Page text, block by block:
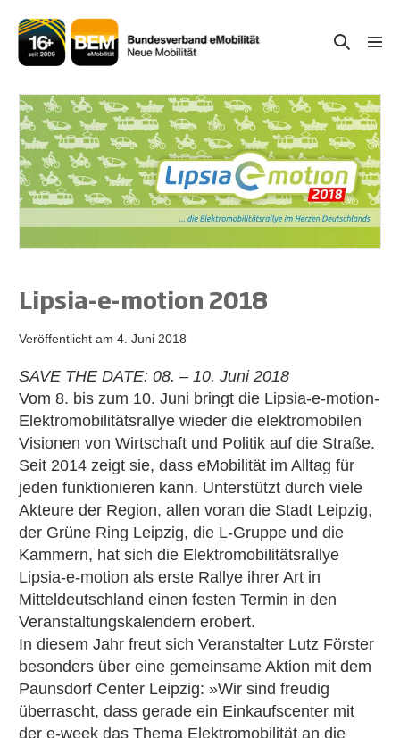
Inhalt
springen
Suche-
Lipsia-e-motion 2018
Veröffentlicht am 4. Juni 2018
SAVE THE DATE: 08. – 10. Juni 2018
Vom 8. bis zum 10. Juni bringt die Lipsia-e-motion-
Elektromobilitätsrallye wieder die elektromobilen
Visionen von Wirtschaft und Politik auf die Straße.
Seit 2014 zeigt sie, dass eMobilität im Alltag für
jeden funktionieren kann. Unterstützt durch viele
Akteure der Region, allen voran die Stadt Leipzig,
der Grüne Ring Leipzig, die L-Gruppe und die
Kammern, hat sich die Elektromobilitätsrallye
Lipsia-e-motion als erste Rallye ihrer Art in
Mitteldeutschland einen festen Termin in den
Veranstaltungskalendern erobert.
In diesem Jahr freut sich Veranstalter Lutz Förster
besonders über eine gemeinsame Aktion mit dem
Paunsdorf Center Leipzig: »Wir sind freudig
überrascht, dass gerade ein Einkaufscenter mit
der e-week das Thema Elektromobilität an die